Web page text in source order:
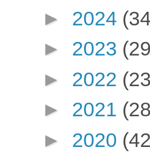
► 2024
► 2023
► 2022
► 2021
► 2020